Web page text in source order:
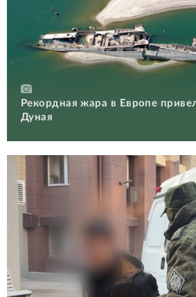
Рекордная жара в Европе
Дуная